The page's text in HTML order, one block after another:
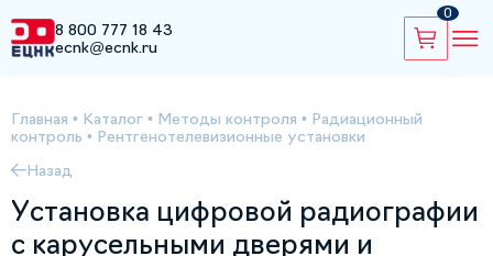
8 800 777 18 43
ecnk@ecnk.ru
0
Главная • Каталог • Методы контроля • Радиационный
контроль • Рентгенотелевизионные установки
Назад
Установка цифровой радиографии
с карусельными дверями и